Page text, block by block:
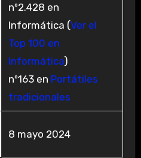
nº2.428 en
Informática (Ver el
Top 100 en
Informática)
nº163 en Portátiles
tradicionales
8 mayo 2024